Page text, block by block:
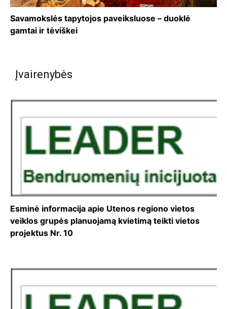
Savamokslės tapytojos paveiksluose – duoklė
gamtai ir tėviškei
Įvairenybės
Esminė informacija apie Utenos regiono vietos
veiklos grupės planuojamą kvietimą teikti vietos
projektus Nr. 10